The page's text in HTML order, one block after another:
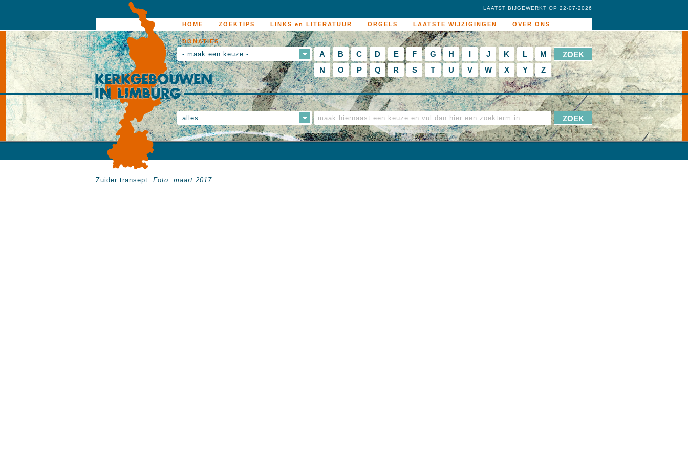
HOME ZOEKTIPS LINKS en LITERATUUR ORGELS LAATSTE WIJZIGINGEN OVER ONS
DONATIES
LAATST BIJGEWERKT OP 22-07-2026
- maak een keuze - A B C D E F G H I J K L
M
N
O P Q R S T U V W X Y Z
alles
Zuider transept. Foto: maart 2017